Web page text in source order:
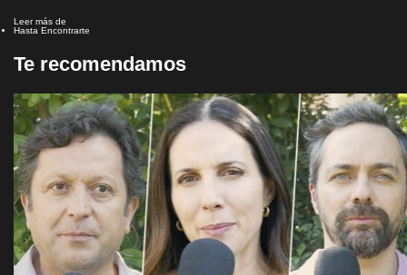
Leer más de
Hasta Encontrarte
Te recomendamos